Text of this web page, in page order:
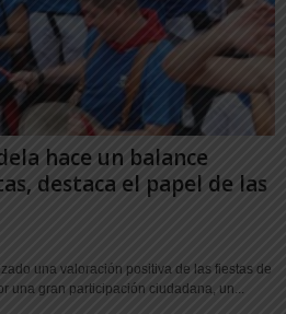
hace un balance
destaca el papel de las
una valoración positiva de las fiestas de
una gran participación ciudadana, un...